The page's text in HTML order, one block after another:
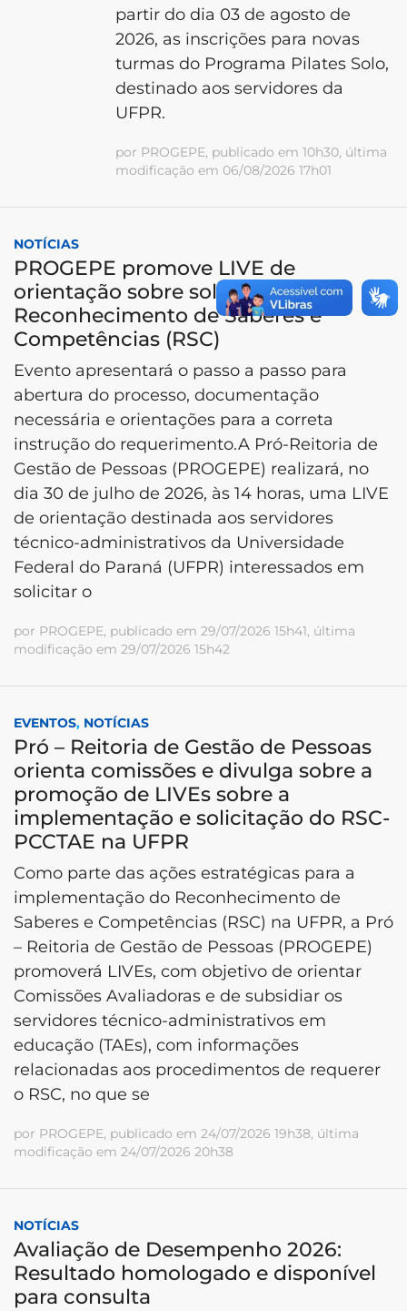
partir do dia 03 de agosto de
2026, as inscrições para novas
turmas do Programa Pilates Solo,
destinado aos servidores da
UFPR.
por PROGEPE, publicado em 10h30, última
modificação em 06/08/2026 17h01
NOTÍCIAS
PROGEPE promove LIVE de
orientação sobre solicitação do
Reconhecimento de Saberes e
Competências (RSC)
Evento apresentará o passo a passo para
abertura do processo, documentação
necessária e orientações para a correta
instrução do requerimento.A Pró-Reitoria de
Gestão de Pessoas (PROGEPE) realizará, no
dia 30 de julho de 2026, às 14 horas, uma LIVE
de orientação destinada aos servidores
técnico-administrativos da Universidade
Federal do Paraná (UFPR) interessados em
solicitar o
por PROGEPE, publicado em 29/07/2026 15h41, última
modificação em 29/07/2026 15h42
EVENTOS, NOTÍCIAS
Pró – Reitoria de Gestão de Pessoas
orienta comissões e divulga sobre a
promoção de LIVEs sobre a
implementação e solicitação do RSC-
PCCTAE na UFPR
Como parte das ações estratégicas para a
implementação do Reconhecimento de
Saberes e Competências (RSC) na UFPR, a Pró
– Reitoria de Gestão de Pessoas (PROGEPE)
promoverá LIVEs, com objetivo de orientar
Comissões Avaliadoras e de subsidiar os
servidores técnico-administrativos em
educação (TAEs), com informações
relacionadas aos procedimentos de requerer
o RSC, no que se
por PROGEPE, publicado em 24/07/2026 19h38, última
modificação em 24/07/2026 20h38
NOTÍCIAS
Avaliação de Desempenho 2026:
Resultado homologado e disponível
para consulta